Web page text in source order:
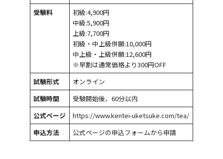
受験料
初級:4,900円
中級:5,900円
上級:7,700円
初級・中上級併願:10,000円
中上級・上級併願:12,600円
※早割は通常価格より300円OFF
試験形式
オンライン
試験時間
受験開始後、60分以内
公式ページ
https://www.kentei-uketsuke.com/tea/
申込方法
公式ページの申込フォームから申請